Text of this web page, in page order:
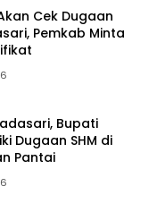
Cek Dugaan
Pemkab Minta
Bupati
Dugaan SHM di
Pantai